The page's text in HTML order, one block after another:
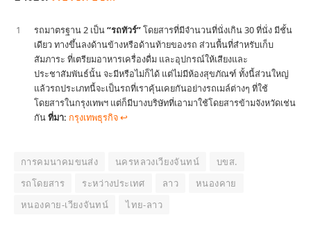
1 รถมาตรฐาน 2 เป็น“รถทัวร์”โดยสารที่มีจำนวนที่นั่งเกิน 30 ที่นั่ง มีชั้น
เดียว ทางขึ้นลงด้านข้างหรือด้านท้ายของรถ ส่วนพื้นที่สำหรับเก็บ
สัมภาระ ที่เตรียมอาหารเครื่องดื่ม และอุปกรณ์ให้เสียงและ
ประชาสัมพันธ์นั้น จะมีหรือไม่ก็ได้ แต่ไม่มีห้องสุขภัณฑ์ ทั้งนี้ส่วนใหญ่
แล้วรถประเภทนี้จะเป็นรถที่เราคุ้นเคยกันอย่างรถเมล์ต่างๆ ที่ใช้
โดยสารในกรุงเทพฯ แต่ก็มีบางบริษัทที่เอามาใช้โดยสารข้ามจังหวัดเช่น
กันที่มา: กรุงเทพธุรกิจ↩︎
การคมนาคมขนส่ง นครหลวงเวียงจันทน์
บขส.
รถโดยสาร
ระหว่างประเทศ ลาว
หนองคาย
หนองคาย-เวียงจันทน์
ไทย-ลาว